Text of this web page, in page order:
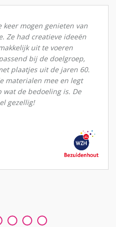
keer mogen genieten van
Ze had creatieve ideeën
uit te voeren
bij de doelgroep,
plaatjes uit de jaren 60.
materialen mee en legt
wat de bedoeling is. De
gezellig!